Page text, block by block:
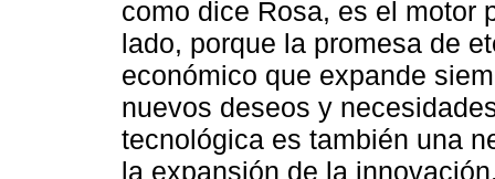
como dice Rosa, es el motor
lado, porque la promesa de
económico que expande
nuevos deseos y
tecnológica es también una
la expansión de la